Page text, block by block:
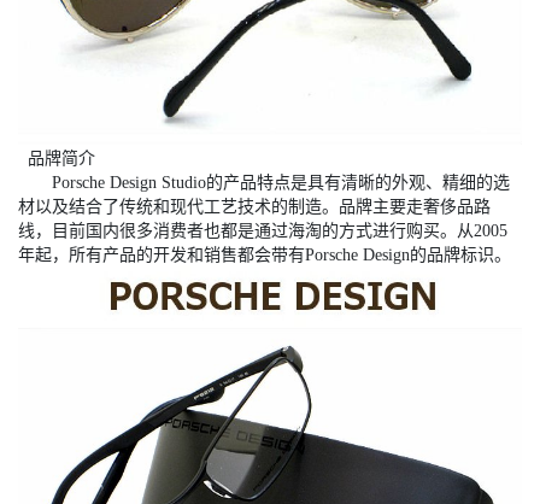
品牌简介
Porsche Design Studio的产品特点是具有清晰的外观、精细的选
材以及结合了传统和现代工艺技术的制造。品牌主要走奢侈品路
线，目前国内很多消费者也都是通过海淘的方式进行购买。从2005
年起，所有产品的开发和销售都会带有Porsche Design的品牌标识。